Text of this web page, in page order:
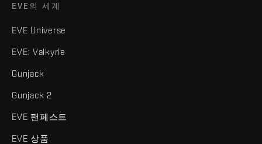
EVE의 세계
EVE Universe
EVE: Valkyrie
Gunjack
Gunjack 2
EVE 팬페스트
EVE 상품